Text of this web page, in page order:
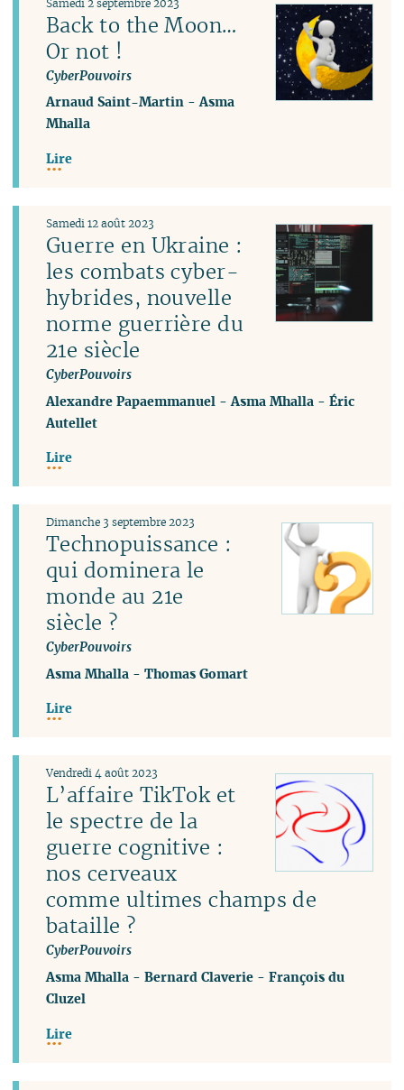
Back to the Moon…
Or not !
CyberPouvoirs
Samedi 2 septembre 2023
Arnaud Saint-Martin -Asma
Mhalla
Lire
Guerre en Ukraine :
les combats cyber-
hybrides, nouvelle
norme guerrière du
21e siècle
CyberPouvoirs
Samedi 12 août 2023
Alexandre Papaemmanuel -Asma Mhalla -Éric
Autellet
Lire
Technopuissance :
qui dominera le
monde au 21e
siècle ?
CyberPouvoirs
Dimanche 3 septembre 2023
Asma Mhalla -Thomas Gomart
Lire
L’affaire TikTok et
le spectre de la
guerre cognitive :
nos cerveaux
comme ultimes champs de
bataille ?
CyberPouvoirs
Vendredi 4 août 2023
Asma Mhalla -Bernard Claverie -François du
Cluzel
Lire